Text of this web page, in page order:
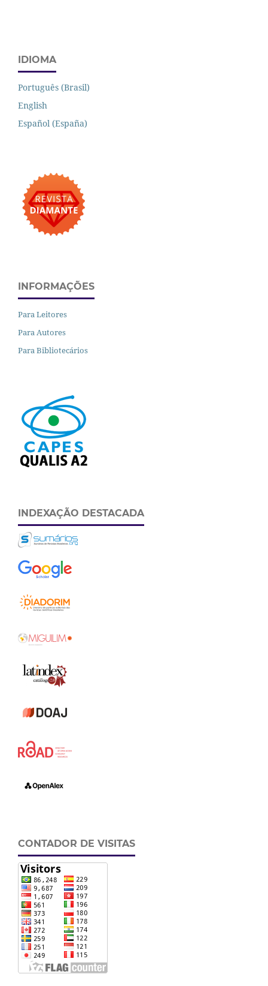
IDIOMA
Português (Brasil)
English
Español (España)
INFORMAÇÕES
Para Leitores
Para Autores
Para Bibliotecários
INDEXAÇÃO DESTACADA
CONTADOR DE VISITAS